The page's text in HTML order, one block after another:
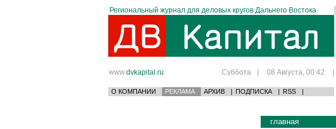
Региональный журнал для деловых кругов Дальнего Востока
www.dvkapital.ru Суббота | 08 Августа, 00:42 |
О КОМПАНИИ РЕКЛАМА АРХИВ | ПОДПИСКА | RSS |
главная